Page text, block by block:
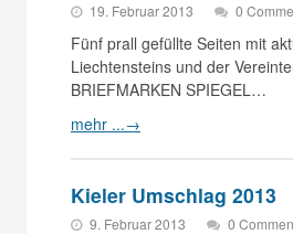
19. Februar 2013 0
Fünf prall gefüllte Seiten mit
Liechtensteins und der
BRIEFMARKEN SPIEGEL…
mehr ...→
Kieler Umschlag 2013
9. Februar 2013 0